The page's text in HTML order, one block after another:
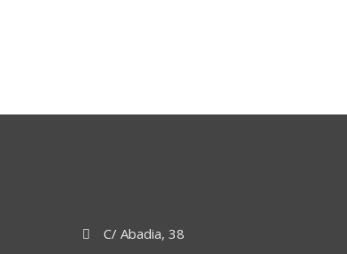
C/ Abadia, 38